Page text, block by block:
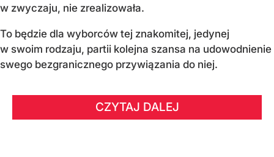
w zwyczaju, nie zrealizowała.
To będzie dla wyborców tej znakomitej, jedynej
w swoim rodzaju, partii kolejna szansa na udowodnienie
swego bezgranicznego przywiązania do niej.
CZYTAJ DALEJ